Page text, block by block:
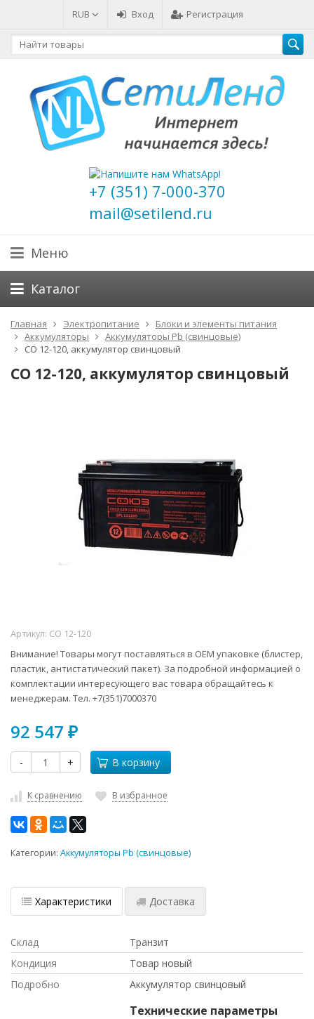
RUB Вход Регистрация
+7 (351) 7-000-370
mail@setilend.ru
Меню
Каталог
Главная Электропитание
Блоки и элементы питания
Аккумуляторы
Аккумуляторы Pb (свинцовые)
СО 12-120, аккумулятор свинцовый
СО 12-120, аккумулятор свинцовый
Артикул: СО 12-120
Внимание! Товары могут поставляться в ОЕМ упаковке (блистер,
пластик, антистатический пакет). За подробной информацией о
комплектации интересующего вас товара обращайтесь к
менеджерам. Тел. +7(351)7000370
92 547 ₽
- + В корзину
К сравнению В избранное
Категории: Аккумуляторы Pb (свинцовые)
Характеристики Доставка
Склад
Транзит
Кондиция
Товар новый
Подробно
Аккумулятор свинцовый
Технические параметры